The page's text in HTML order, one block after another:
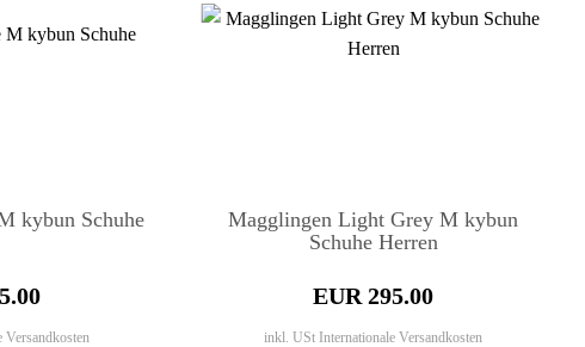
kybun Schuhe
Versandkosten
Magglingen Light Grey M kybun
Schuhe Herren
EUR 295.00
inkl. USt Internationale Versandkosten